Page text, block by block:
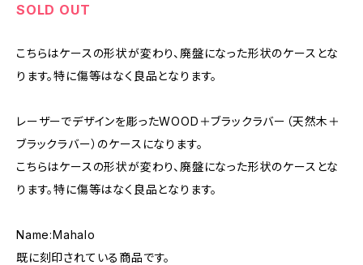
SOLD OUT
こちらはケースの形状が変わり、廃盤になった形状のケースとな
ります。特に傷等はなく良品となります。
レーザーでデザインを彫ったWOOD＋ブラックラバー（天然木＋
ブラックラバー）のケースになります。
こちらはケースの形状が変わり、廃盤になった形状のケースとな
ります。特に傷等はなく良品となります。
Name:Mahalo
既に刻印されている商品です。